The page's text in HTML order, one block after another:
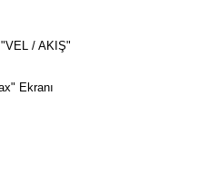
"VEL / AKIŞ"
Ekranı